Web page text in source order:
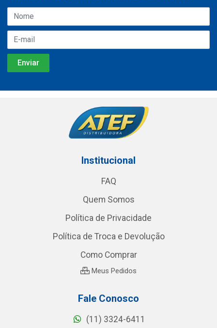
Institucional
FAQ
Quem Somos
Política de Privacidade
Política de Troca e Devolução
Como Comprar
Meus Pedidos
Fale Conosco
(11) 3324-6411